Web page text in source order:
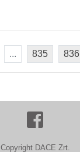
... 835 836
Copyright DACE Zrt.